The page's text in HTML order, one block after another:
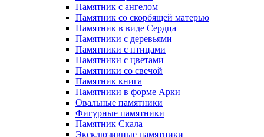
Памятник с ангелом
Памятник со скорбящей матерью
Памятник в виде Сердца
Памятники с деревьями
Памятники с птицами
Памятники с цветами
Памятники со свечой
Памятник книга
Памятники в форме Арки
Овальные памятники
Фигурные памятники
Памятник Скала
Эксклюзивные памятники